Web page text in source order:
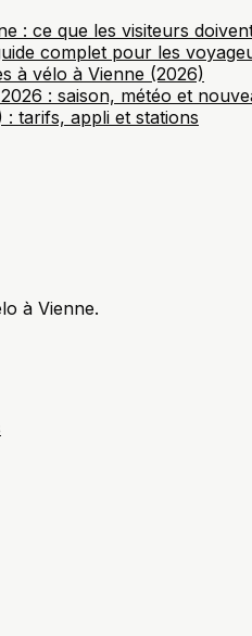
: ce que les visiteurs
complet pour les
à vélo à Vienne (2026)
: saison, météo et
: tarifs, appli et stations
à Vienne.